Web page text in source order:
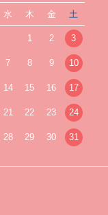
水 木 金 土
1 2 3
7 8 9 10
14 15 16 17
21 22 23 24
28 29 30 31